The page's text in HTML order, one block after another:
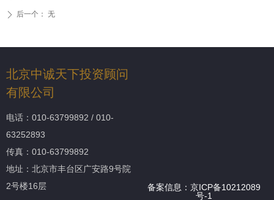
ꄲ 后一个： 无
北京中诚天下投资顾问
有限公司
电话：010-63799892 / 010-
63252893
传真：010-63799892
地址： 北京市丰台区广安路9号院
2号楼16层
备案信息： 京ICP备10212089
号-1